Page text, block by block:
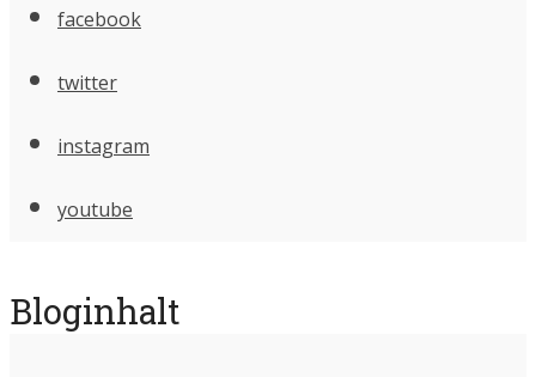
facebook
twitter
instagram
youtube
Bloginhalt